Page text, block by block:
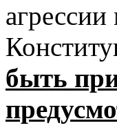
быть